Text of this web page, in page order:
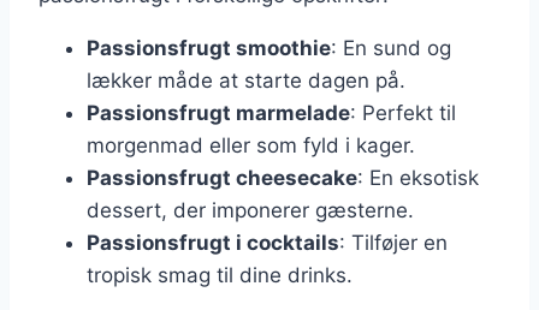
Passionsfrugt smoothie: En sund og
lækker måde at starte dagen på.
Passionsfrugt marmelade: Perfekt til
morgenmad eller som fyld i kager.
Passionsfrugt cheesecake: En eksotisk
dessert, der imponerer gæsterne.
Passionsfrugt i cocktails: Tilføjer en
tropisk smag til dine drinks.